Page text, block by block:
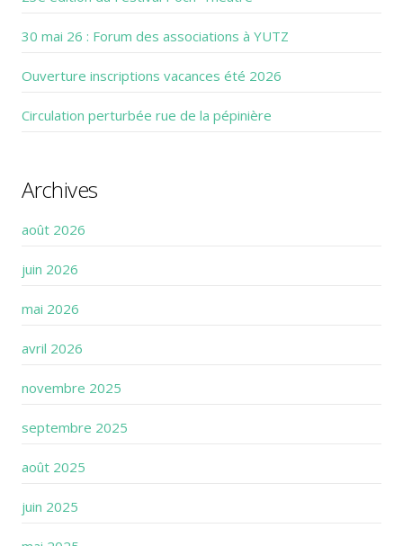
30 mai 26 : Forum des associations à YUTZ
Ouverture inscriptions vacances été 2026
Circulation perturbée rue de la pépinière
Archives
août 2026
juin 2026
mai 2026
avril 2026
novembre 2025
septembre 2025
août 2025
juin 2025